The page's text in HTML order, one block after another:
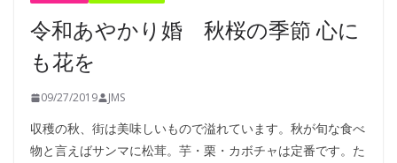
令和あやかり婚 秋桜の季節 心に
も花を
09/27/2019 JMS
収穫の秋、街は美味しいもので溢れています。秋が旬な食べ
物と言えばサンマに松茸。芋・栗・カボチャは定番です。た